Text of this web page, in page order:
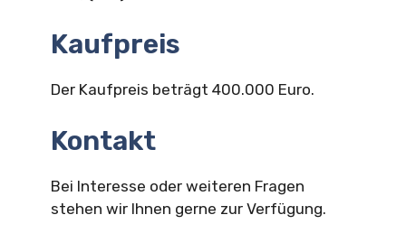
Kaufpreis
Der Kaufpreis beträgt 400.000 Euro.
Kontakt
Bei Interesse oder weiteren Fragen
stehen wir Ihnen gerne zur Verfügung.